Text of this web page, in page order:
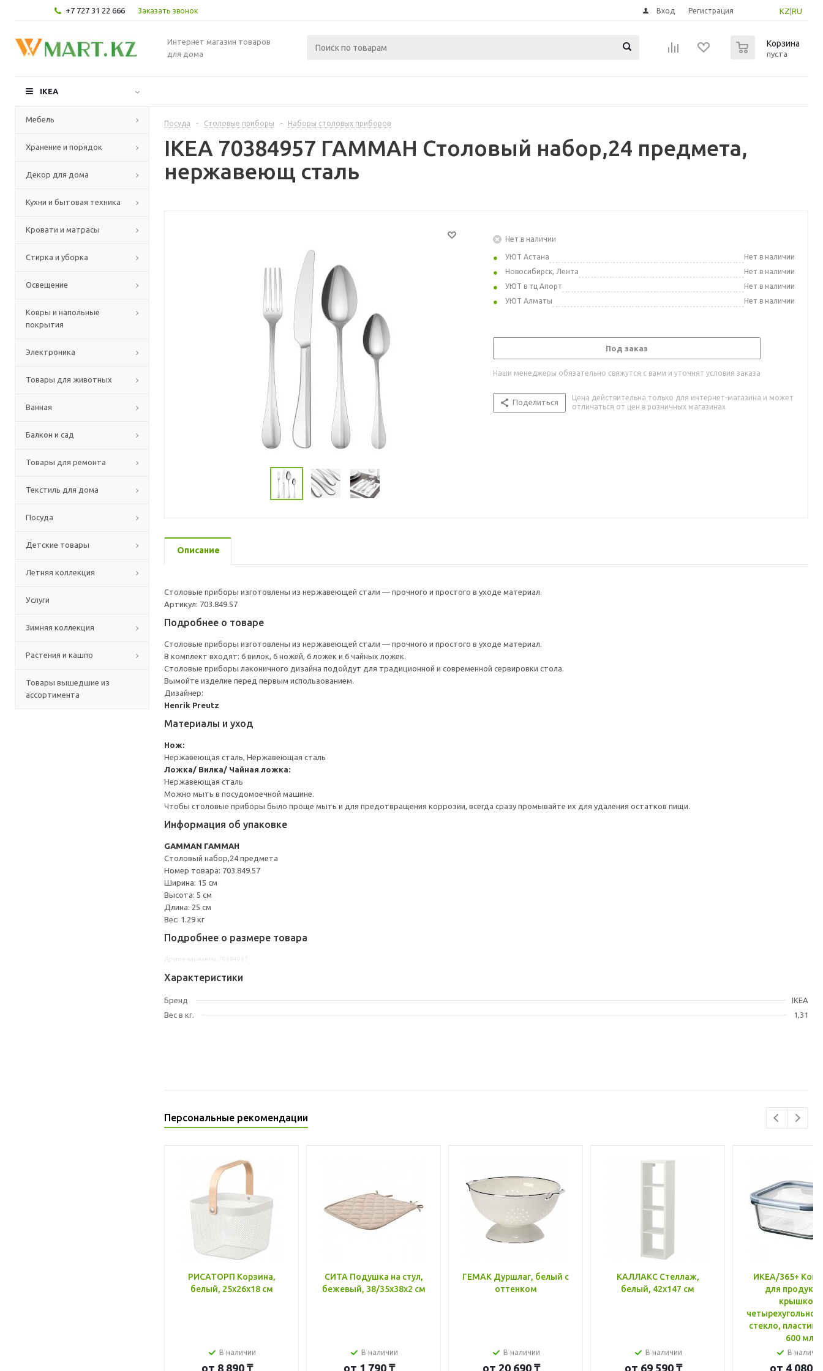
+7 727 31 22 666 Заказать звонок KZ RU
Вход Регистрация
Интернет магазин товаров
для дома
Корзина
пуста
IKEA
Мебель
Хранение и порядок
Декор для дома
Кухни и бытовая техника
Кровати и матрасы
Стирка и уборка
Освещение
Ковры и напольные
покрытия
Электроника
Товары для животных
Ванная
Балкон и сад
Товары для ремонта
Текстиль для дома
Посуда
Детские товары
Летняя коллекция
Услуги
Зимняя коллекция
Растения и кашпо
Товары вышедшие из
ассортимента
Посуда - Столовые приборы - Наборы столовых приборов
IKEA 70384957 ГАММАН Столовый набор,24 предмета,
нержавеющ сталь
Нет в наличии
УЮТ Астана
Нет в наличии
Новосибирск, Лента
Нет в наличии
УЮТ в тц Апорт
Нет в наличии
УЮТ Алматы
Нет в наличии
Под заказ
Наши менеджеры обязательно свяжутся с вами и уточнят условия заказа
Поделиться
Цена действительна только для интернет-магазина и может
отличаться от цен в розничных магазинах
Описание
Столовые приборы изготовлены из нержавеющей стали — прочного и простого в уходе материал.
Артикул: 703.849.57
Подробнее о товаре
Столовые приборы изготовлены из нержавеющей стали — прочного и простого в уходе материал.
В комплект входят: 6 вилок, 6 ножей, 6 ложек и 6 чайных ложек.
Столовые приборы лаконичного дизайна подойдут для традиционной и современной сервировки стола.
Вымойте изделие перед первым использованием.
Дизайнер:
Henrik Preutz
Материалы и уход
Нож:
Нержавеющая сталь, Нержавеющая сталь
Ложка/ Вилка/ Чайная ложка:
Нержавеющая сталь
Можно мыть в посудомоечной машине.
Чтобы столовые приборы было проще мыть и для предотвращения коррозии, всегда сразу промывайте их для удаления остатков пищи.
Информация об упаковке
GAMMAN ГАММАН
Столовый набор,24 предмета
Номер товара: 703.849.57
Ширина: 15 см
Высота: 5 см
Длина: 25 см
Вес: 1.29 кг
Подробнее о размере товара
Характеристики
Бренд
IKEA
Вес в кг.
1,31
Персональные рекомендации
РИСАТОРП Корзина,
белый, 25x26x18 см
В наличии
от 8 890 ₸
СИТА Подушка на стул,
бежевый, 38/35x38x2 см
В наличии
от 1 790 ₸
ГЕМАК Дуршлаг, белый с
оттенком
В наличии
от 20 690 ₸
КАЛЛАКС Стеллаж,
белый, 42x147 см
В наличии
от 69 590 ₸
ИКЕА/365+
для
крышкой,
стекло, пластик
600 мл
В
от 4 080 ₸